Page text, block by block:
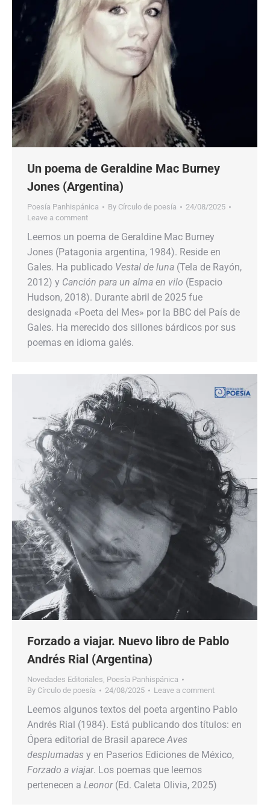
Un poema de Geraldine Mac Burney
Jones (Argentina)
Poesía Panhispánica By Círculo de poesía
24/08/2025
Leave a comment
Leemos un poema de Geraldine Mac Burney
Jones (Patagonia argentina, 1984). Reside en
Gales. Ha publicado Vestal de luna (Tela de Rayón,
2012) y Canción para un alma en vilo (Espacio
Hudson, 2018). Durante abril de 2025 fue
designada «Poeta del Mes» por la BBC del País de
Gales. Ha merecido dos sillones bárdicos por sus
poemas en idioma galés.
Forzado a viajar. Nuevo libro de Pablo
Andrés Rial (Argentina)
Novedades Editoriales, Poesía Panhispánica
By Círculo de poesía 24/08/2025 Leave a comment
Leemos algunos textos del poeta argentino Pablo
Andrés Rial (1984). Está publicando dos títulos: en
Ópera editorial de Brasil apareceAves
desplumadas y en Paserios Ediciones de México,
Forzado a viajar. Los poemas que leemos
pertenecen a Leonor(Ed. Caleta Olivia, 2025)